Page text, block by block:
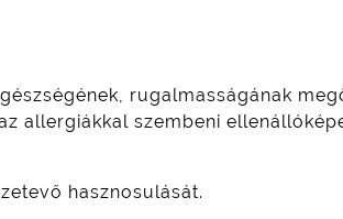
rugalmasságának
allergiákkal szembeni
hasznosulását.